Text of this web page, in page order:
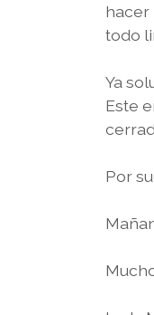
hacer
todo
Ya
Este
Por